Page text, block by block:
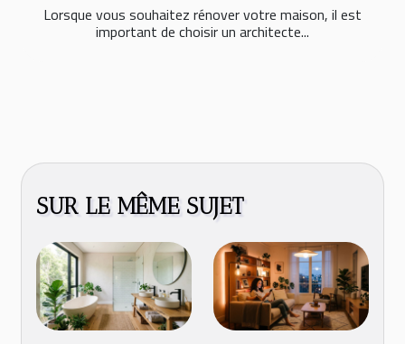
Lorsque vous souhaitez rénover votre maison, il est
important de choisir un architecte...
SUR LE MÊME SUJET